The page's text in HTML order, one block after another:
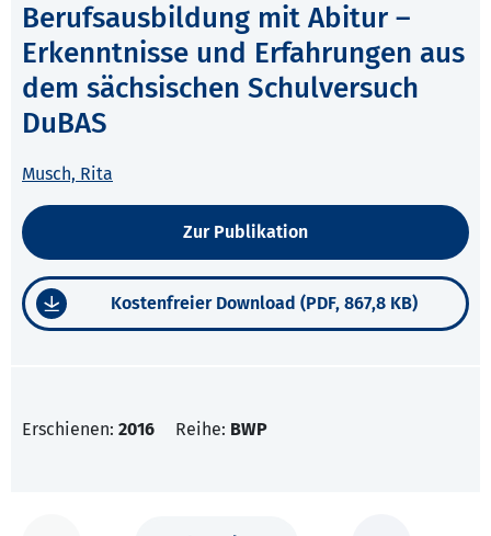
Berufsausbildung mit Abitur –
Erkenntnisse und Erfahrungen aus
dem sächsischen Schulversuch
DuBAS
Musch, Rita
Zur Publikation
Kostenfreier Download (PDF, 867,8 KB)
Erschienen: 2016 Reihe: BWP